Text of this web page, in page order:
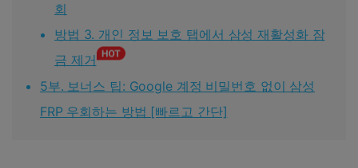
회
방법 3. 개인 정보 보호 탭에서 삼성 재활성화 잠
금 제거
5부. 보너스 팁: Google 계정 비밀번호 없이 삼성
FRP 우회하는 방법 [빠르고 간단]